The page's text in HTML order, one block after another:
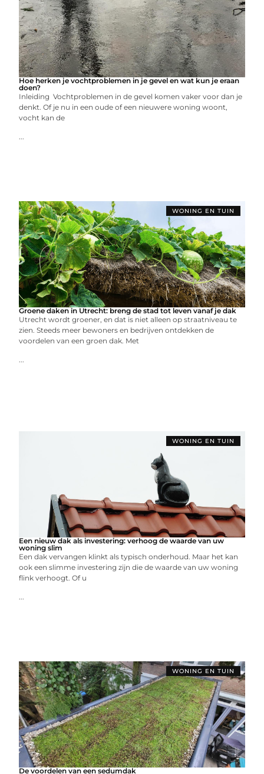
Hoe herken je vochtproblemen in je gevel en wat kun je eraan
doen?
Inleiding Vochtproblemen in de gevel komen vaker voor dan je
denkt. Of je nu in een oude of een nieuwere woning woont,
vocht kan de
...
WONING EN TUIN
Groene daken in Utrecht: breng de stad tot leven vanaf je dak
Utrecht wordt groener, en dat is niet alleen op straatniveau te
zien. Steeds meer bewoners en bedrijven ontdekken de
voordelen van een groen dak. Met
...
WONING EN TUIN
Een nieuw dak als investering: verhoog de waarde van uw
woning slim
Een dak vervangen klinkt als typisch onderhoud. Maar het kan
ook een slimme investering zijn die de waarde van uw woning
flink verhoogt. Of u
...
WONING EN TUIN
De voordelen van een sedumdak